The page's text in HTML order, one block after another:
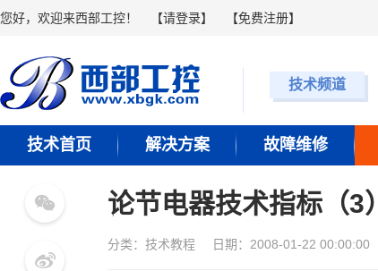
您好，欢迎来西部工控！ 【请登录】 【免费注册】
技术频道
技术首页 解决方案 故障维修
论节电器技术指标（3）
分类： 技术教程 日期：2008-01-22 00:00:00